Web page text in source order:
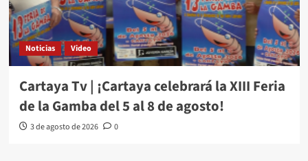
Noticias Video
Cartaya Tv | ¡Cartaya celebrará la XIII Feria
de la Gamba del 5 al 8 de agosto!
3 de agosto de 2026 0